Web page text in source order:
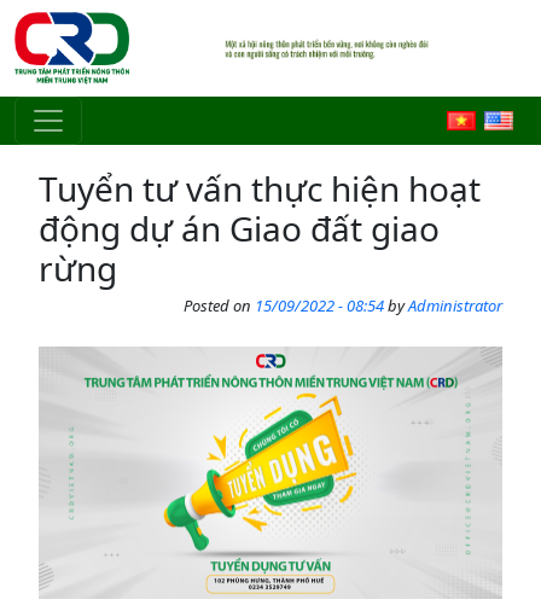
Skip to main content
Tuyển tư vấn thực hiện hoạt
động dự án Giao đất giao
rừng
Posted on 15/09/2022 - 08:54byAdministrator